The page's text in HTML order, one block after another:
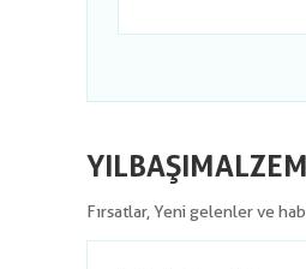
Fırsatlar, Yeni gelenler ve